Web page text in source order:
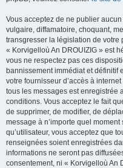
Vous acceptez de ne publier
vulgaire, diffamatoire, choquant,
transgresser la législation de votre
« Korvigelloù An DROUIZIG » est
vous ne respectez pas ces
bannissement immédiat et définitif
votre fournisseur d’accès à
tous les messages est enregistrée
conditions. Vous acceptez le fait
de supprimer, de modifier, de
message à n’importe quel
qu’utilisateur, vous acceptez que
renseignées soient enregistrées
informations ne seront pas
consentement, ni « Korvigelloù An